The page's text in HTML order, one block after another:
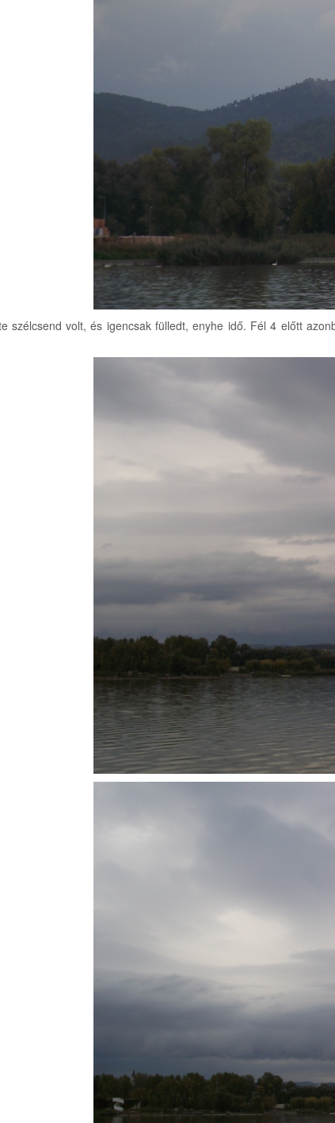
szélcsend volt, és igencsak fülledt, enyhe idő. Fél 4 előtt